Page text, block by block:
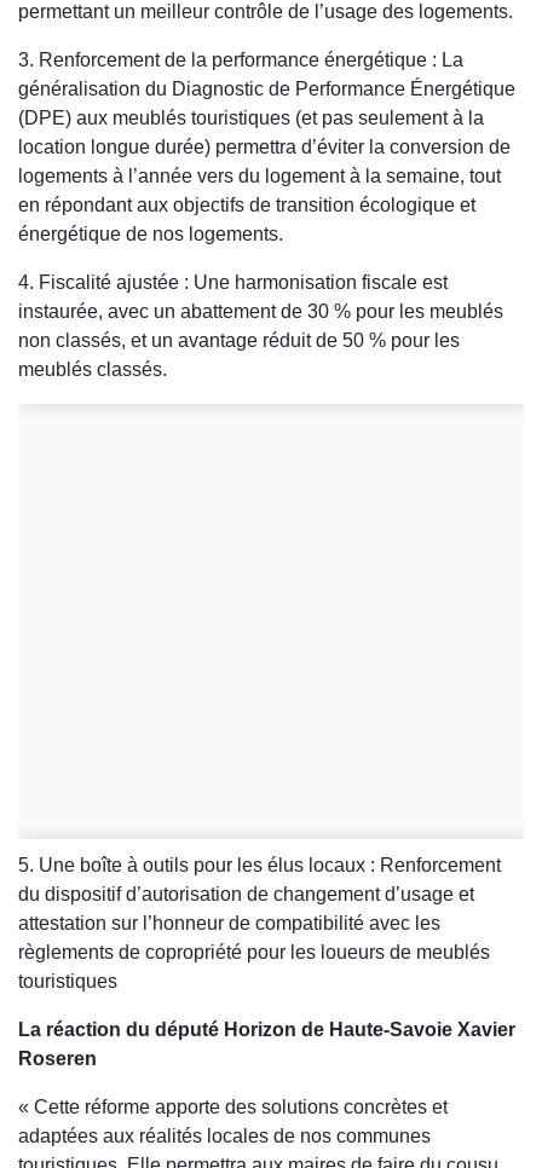
permettant un meilleur contrôle de l’usage des logements.
3. Renforcement de la performance énergétique : La
généralisation du Diagnostic de Performance Énergétique
(DPE) aux meublés touristiques (et pas seulement à la
location longue durée) permettra d’éviter la conversion de
logements à l’année vers du logement à la semaine, tout
en répondant aux objectifs de transition écologique et
énergétique de nos logements.
4. Fiscalité ajustée : Une harmonisation fiscale est
instaurée, avec un abattement de 30 % pour les meublés
non classés, et un avantage réduit de 50 % pour les
meublés classés.
5. Une boîte à outils pour les élus locaux : Renforcement
du dispositif d’autorisation de changement d’usage et
attestation sur l’honneur de compatibilité avec les
règlements de copropriété pour les loueurs de meublés
touristiques
La réaction du député Horizon de Haute-Savoie Xavier
Roseren
« Cette réforme apporte des solutions concrètes et
adaptées aux réalités locales de nos communes